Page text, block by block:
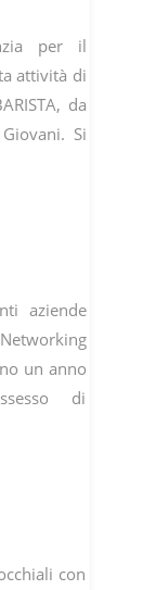
per il
attività di
da
Si
aziende
un anno
di
con